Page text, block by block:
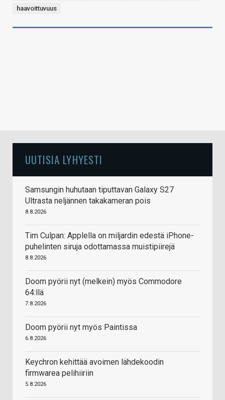
haavoittuvuus
UUTISIA LYHYESTI
Samsungin huhutaan tiputtavan Galaxy S27
Ultrasta neljännen takakameran pois
8.8.2026
Tim Culpan: Applella on miljardin edestä iPhone-
puhelinten siruja odottamassa muistipiirejä
8.8.2026
Doom pyörii nyt (melkein) myös Commodore
64:llä
7.8.2026
Doom pyörii nyt myös Paintissa
6.8.2026
Keychron kehittää avoimen lähdekoodin
firmwarea pelihiiriin
5.8.2026